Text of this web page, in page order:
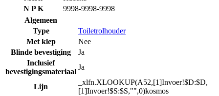
N P K
9998-9998-9998
Algemeen
Type
Toiletrolhouder
Met klep
Nee
Blinde bevestiging
Ja
Inclusief
bevestigingsmateriaal
Ja
Lijn
_xlfn.XLOOKUP(A52,[1]Invoer!$D:$D,
[1]Invoer!$S:$S,"",0)kosmos